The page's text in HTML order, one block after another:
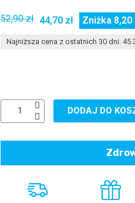
52,90 zł 44,70 zł Zniżka 8,20
Najniższa cena z ostatnich 30 dni:
DODAJ DO